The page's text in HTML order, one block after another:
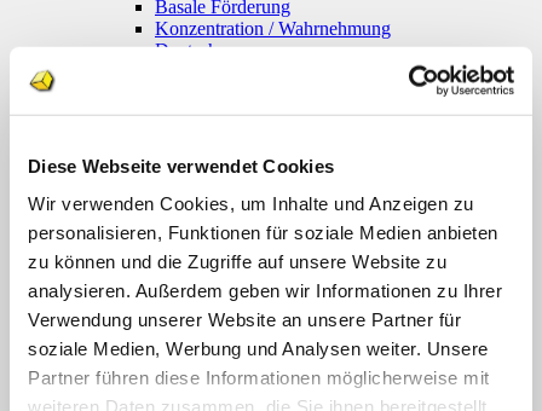
Diese Webseite verwendet Cookies
Wir verwenden Cookies, um Inhalte und Anzeigen zu
personalisieren, Funktionen für soziale Medien anbieten
zu können und die Zugriffe auf unsere Website zu
analysieren. Außerdem geben wir Informationen zu Ihrer
Verwendung unserer Website an unsere Partner für
soziale Medien, Werbung und Analysen weiter. Unsere
Partner führen diese Informationen möglicherweise mit
weiteren Daten zusammen, die Sie ihnen bereitgestellt
Basale Förderung
Konzentration / Wahrnehmung
Deutsch
Mathematik
Zahlenraum bis 10
Multiplikation
Farben und Formen
Geld
Größen
Uhr
Sachunterricht
Englisch
Themenpakete
Druckwerke
Deutsch